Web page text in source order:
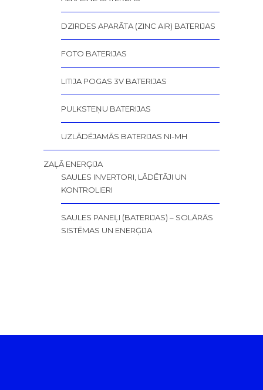
DZIRDES APARĀTA (ZINC AIR) BATERIJAS
FOTO BATERIJAS
LITIJA POGAS 3V BATERIJAS
PULKSTEŅU BATERIJAS
UZLĀDĒJAMĀS BATERIJAS NI-MH
ZAĻĀ ENERĢIJA
SAULES INVERTORI, LĀDĒTĀJI UN
KONTROLIERI
SAULES PANEĻI (BATERIJAS) – SOLĀRĀS
SISTĒMAS UN ENERĢIJA